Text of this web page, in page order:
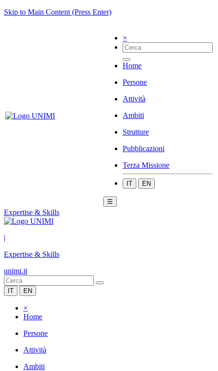
Skip to Main Content (Press Enter)
×
Home
Persone
Attività
Ambiti
Strutture
Pubblicazioni
Terza Missione
IT EN
☰
Expertise & Skills
|
Expertise & Skills
unimi.it
IT EN
×
Home
Persone
Attività
Ambiti